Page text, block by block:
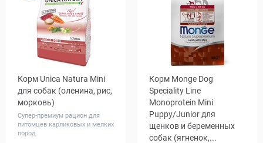
Корм Unica Natura Mini
для собак (оленина, рис,
морковь)
Супер-премиум рацион для
питомцев карликовых и мелких
пород
Корм Monge Dog
Speciality Line
Monoprotein Mini
Puppy/Junior для
щенков и беременных
собак (ягненок,...